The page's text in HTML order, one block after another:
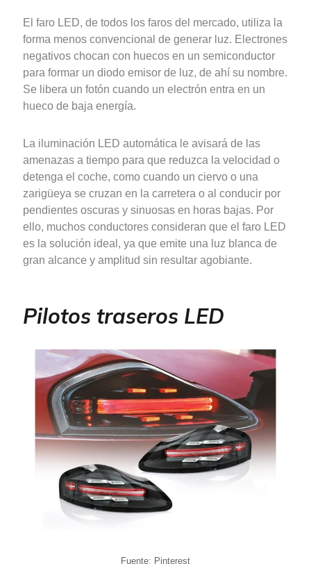
El faro LED, de todos los faros del mercado, utiliza la
forma menos convencional de generar luz. Electrones
negativos chocan con huecos en un semiconductor
para formar un diodo emisor de luz, de ahí su nombre.
Se libera un fotón cuando un electrón entra en un
hueco de baja energía.
La iluminación LED automática le avisará de las
amenazas a tiempo para que reduzca la velocidad o
detenga el coche, como cuando un ciervo o una
zarigüeya se cruzan en la carretera o al conducir por
pendientes oscuras y sinuosas en horas bajas. Por
ello, muchos conductores consideran que el faro LED
es la solución ideal, ya que emite una luz blanca de
gran alcance y amplitud sin resultar agobiante.
Pilotos traseros LED
Fuente: Pinterest